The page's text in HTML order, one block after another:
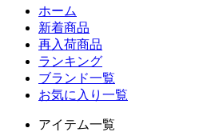
ホーム
新着商品
再入荷商品
ランキング
ブランド一覧
お気に入り一覧
アイテム一覧